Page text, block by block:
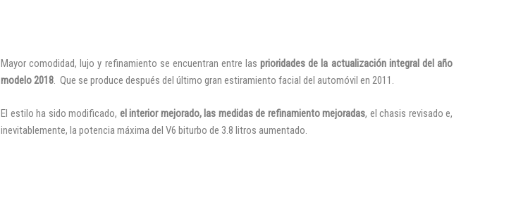
Mayor comodidad, lujo y refinamiento se encuentran entre lasprioridades de la actualización integral del año
modelo 2018. Que se produce después del último gran estiramiento facial del automóvil en 2011.
El estilo ha sido modificado, el interior mejorado, las medidas de refinamiento mejoradas, el chasis revisado e,
inevitablemente, la potencia máxima del V6 biturbo de 3.8 litros aumentado.